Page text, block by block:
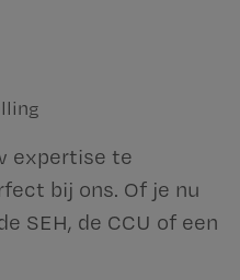
expertise te
bij ons. Of je nu
SEH, de CCU of een